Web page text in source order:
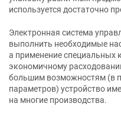
используется достаточно
Электронная система
выполнить необходимые
а применение специальных
экономичному
большим возможностям (в
параметров) устройство
на многие производства.